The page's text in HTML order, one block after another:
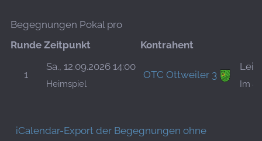
Begegnungen Pokal pro
Runde Zeitpunkt Kontrahent
1
Sa., 12.09.2026 14:00
Heimspiel
OTC Ottweiler 3
Im
iCalendar-Export der Begegnungen ohne